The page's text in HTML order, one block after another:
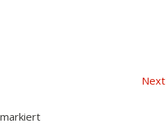
Next
markiert